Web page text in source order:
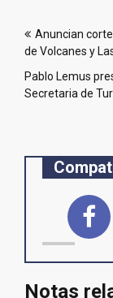
de
entradas
Anuncian
de Volcanes y
Pablo Lemus
Secretaria de
Notas